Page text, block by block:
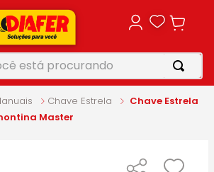
está procurando
Chave Estrela
Chave Estrela
Master
1º
parafusadeira